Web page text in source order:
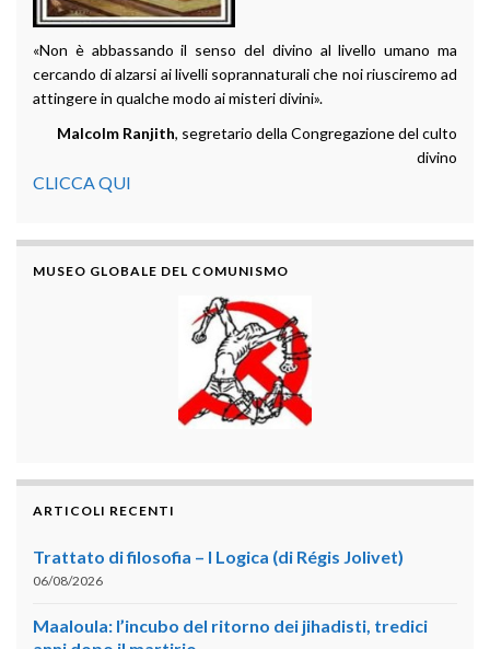
«Non è abbassando il senso del divino al livello umano ma
cercando di alzarsi ai livelli soprannaturali che noi riusciremo ad
attingere in qualche modo ai misteri divini».
Malcolm Ranjith, segretario della Congregazione del culto
divino
CLICCA QUI
MUSEO GLOBALE DEL COMUNISMO
ARTICOLI RECENTI
Trattato di filosofia – I Logica (di Régis Jolivet)
06/08/2026
Maaloula: l’incubo del ritorno dei jihadisti, tredici